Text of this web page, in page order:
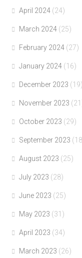
April 2024 (24)
March 2024 (25)
February 2024 (27)
January 2024 (16)
December 2023 (19)
November 2023
October 2023 (29)
September 2023
August 2023 (25)
July 2023 (28)
June 2023 (25)
May 2023 (31)
April 2023 (34)
March 2023 (26)